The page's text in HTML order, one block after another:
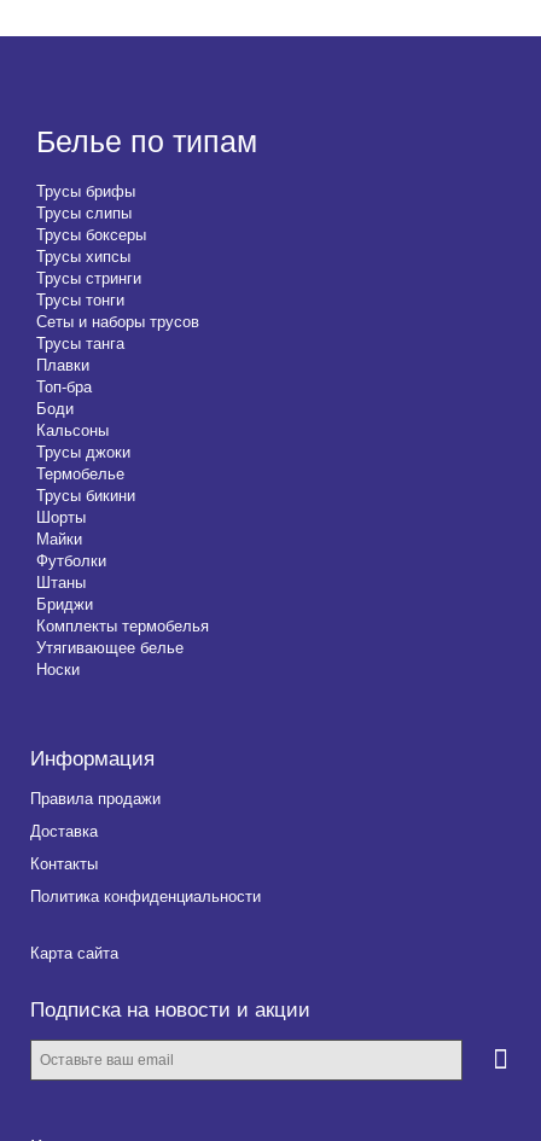
Белье по типам
Трусы брифы
Трусы слипы
Трусы боксеры
Трусы хипсы
Трусы стринги
Трусы тонги
Сеты и наборы трусов
Трусы танга
Плавки
Топ-бра
Боди
Кальсоны
Трусы джоки
Термобелье
Трусы бикини
Шорты
Майки
Футболки
Штаны
Бриджи
Комплекты термобелья
Утягивающее белье
Носки
Информация
Правила продажи
Доставка
Контакты
Политика конфиденциальности
Карта сайта
Подписка на новости и акции